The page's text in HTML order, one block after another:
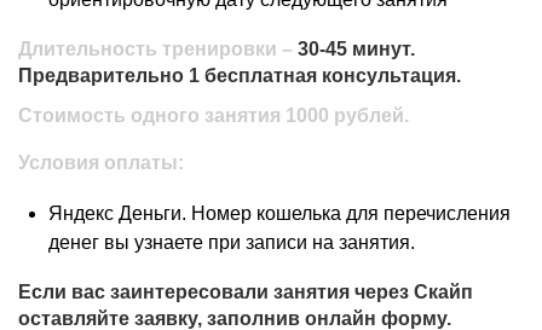
Длительность тренировки – 30-45 минут.
Предварительно 1 бесплатная консультация.
Стоимость одного занятия 1000 рублей.
Условия оплаты:
Яндекс Деньги. Номер кошелька для перечисления
денег вы узнаете при записи на занятия.
Если вас заинтересовали занятия через Скайп
оставляйте заявку, заполнив онлайн форму.